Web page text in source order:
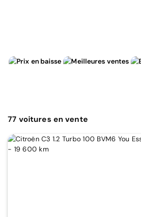
77 voitures en vente